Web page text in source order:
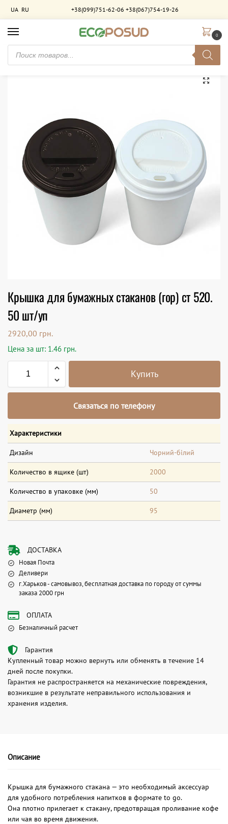
UA RU +38(099)751-62-06 +38(067)754-19-26
0
Главная / Крышки для стаканов Крышка для бумажных стаканов (гор) ст 520. 50 шт/уп
Крышка для бумажных стаканов (гор) ст 520.
50 шт/уп
2920,00 грн.
Цена за шт: 1.46 грн.
Купить
Связаться по телефону
Характеристики
Дизайн Чорний-білий
Количество в ящике (шт) 2000
Количество в упаковке (мм) 50
Диаметр (мм) 95
ДОСТАВКА
Новая Почта
Деливери
г.Харьков - самовывоз, бесплатная доставка по городу от суммы
заказа 2000 грн
ОПЛАТА
Безналичный расчет
Гарантия
Купленный товар можно вернуть или обменять в течение 14
дней после покупки.
Гарантия не распространяется на механические повреждения,
возникшие в результате неправильного использования и
хранения изделия.
Описание
Крышка для бумажного стакана — это необходимый аксессуар
для удобного потребления напитков в формате to go.
Она плотно прилегает к стакану, предотвращая проливание кофе
или чая во время движения.